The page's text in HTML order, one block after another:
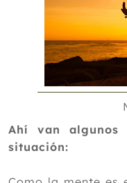
Ahí van algunos
situación: